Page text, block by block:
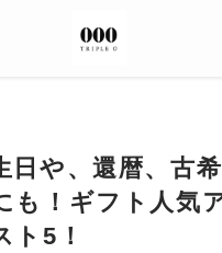
日や、還暦、古
も！ギフト人気
ト5！